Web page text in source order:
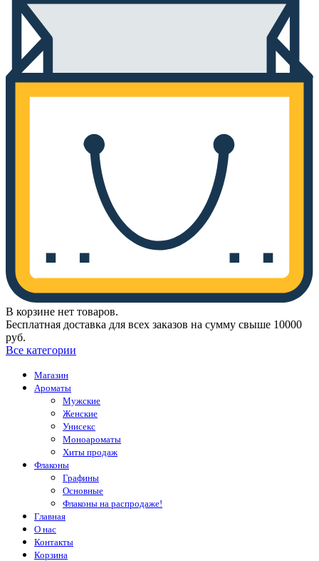
В корзине нет товаров.
Бесплатная доставка для всех заказов на сумму свыше 10000
руб.
Все категории
Магазин
Ароматы
Мужские
Женские
Унисекс
Моноароматы
Хиты продаж
Флаконы
Графины
Основные
Флаконы на распродаже!
Главная
О нас
Контакты
Корзина